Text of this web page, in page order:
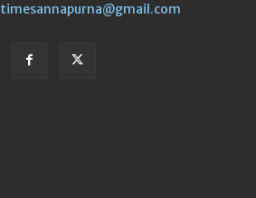
timesannapurna@gmail.com